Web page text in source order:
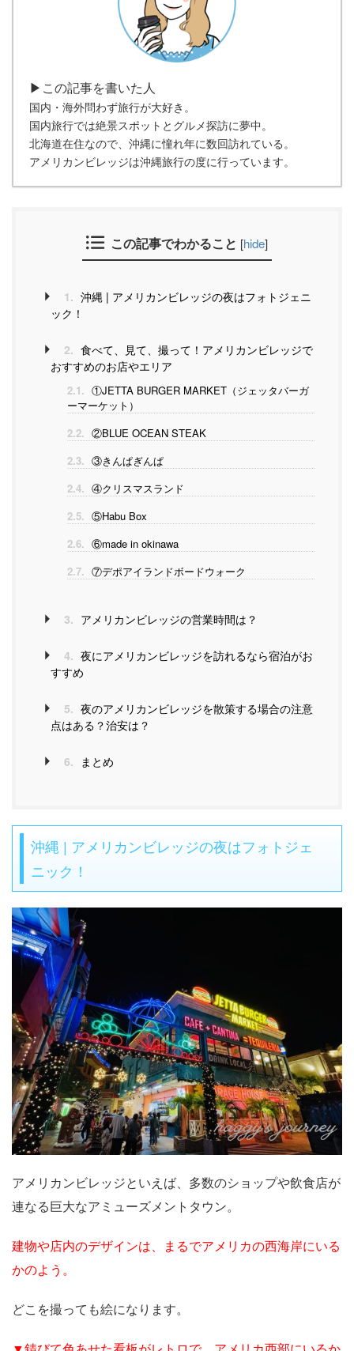
▶この記事を書いた人
国内・海外問わず旅行が大好き。
国内旅行では絶景スポットとグルメ探訪に夢中。
北海道在住なので、沖縄に憧れ年に数回訪れている。
アメリカンビレッジは沖縄旅行の度に行っています。
この記事でわかること [hide]
1. 沖縄 | アメリカンビレッジの夜はフォトジェニ
ック！
2. 食べて、見て、撮って！アメリカンビレッジで
おすすめのお店やエリア
2.1. ①JETTA BURGER MARKET（ジェッタバーガ
ーマーケット）
2.2. ②BLUE OCEAN STEAK
2.3. ③きんぱぎんぱ
2.4. ④クリスマスランド
2.5. ⑤Habu Box
2.6. ⑥made in okinawa
2.7. ⑦デポアイランドボードウォーク
3. アメリカンビレッジの営業時間は？
4. 夜にアメリカンビレッジを訪れるなら宿泊がお
すすめ
5. 夜のアメリカンビレッジを散策する場合の注意
点はある？治安は？
6. まとめ
沖縄 | アメリカンビレッジの夜はフォトジェ
ニック！
アメリカンビレッジといえば、多数のショップや飲食店が
連なる巨大なアミューズメントタウン。
建物や店内のデザインは、まるでアメリカの西海岸にいる
かのよう。
どこを撮っても絵になります。